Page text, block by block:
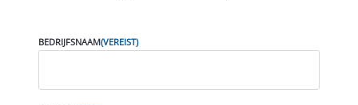
BEDRIJFSNAAM(VEREIST)